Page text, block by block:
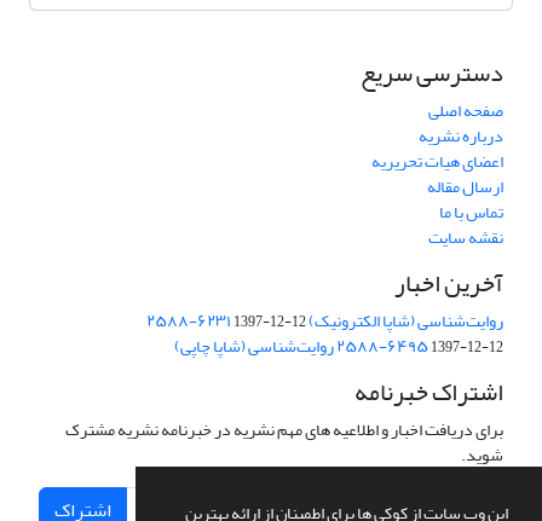
این وب سایت از کوکی ها برای اطمینان از ارائه بهترین
دسترسی سریع
صفحه اصلی
درباره نشریه
اعضای هیات تحریریه
ارسال مقاله
تماس با ما
نقشه سایت
آخرین اخبار
روایت‌شناسی (شاپا الکترونیک) ‪۲۵۸۸-۶۲۳۱1397-12-12
‪روایت‌شناسی (شاپا چاپی) ‪۲۵۸۸-۶۴۹۵1397-12-12
اشتراک خبرنامه
برای دریافت اخبار و اطلاعیه های مهم نشریه در خبرنامه نشریه مشترک
شوید.
اشتراک